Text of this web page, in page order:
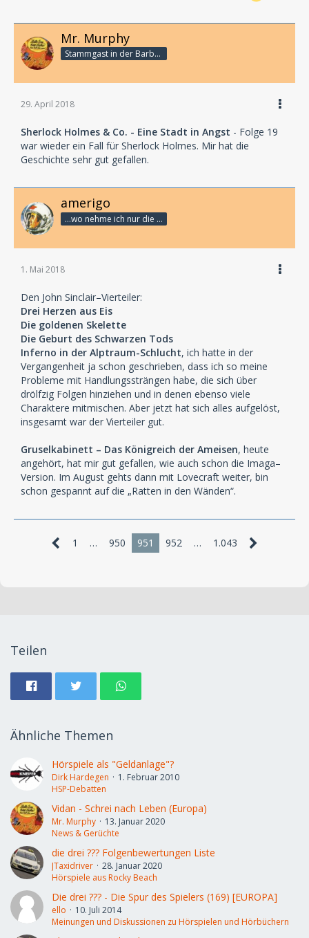
Mr. Murphy
Stammgast in der Barbarabar
29. April 2018
Sherlock Holmes & Co. - Eine Stadt in Angst - Folge 19
war wieder ein Fall für Sherlock Holmes. Mir hat die
Geschichte sehr gut gefallen.
amerigo
...wo nehme ich nur die Zeit her, so vieles nicht zu hören?
1. Mai 2018
Den John Sinclair–Vierteiler:
Drei Herzen aus Eis
Die goldenen Skelette
Die Geburt des Schwarzen Tods
Inferno in der Alptraum-Schlucht, ich hatte in der
Vergangenheit ja schon geschrieben, dass ich so meine
Probleme mit Handlungssträngen habe, die sich über
drölfzig Folgen hinziehen und in denen ebenso viele
Charaktere mitmischen. Aber jetzt hat sich alles aufgelöst,
insgesamt war der Vierteiler gut.
Gruselkabinett – Das Königreich der Ameisen, heute
angehört, hat mir gut gefallen, wie auch schon die Imaga–
Version. Im August gehts dann mit Lovecraft weiter, bin
schon gespannt auf die „Ratten in den Wänden“.
1 … 950 951 952 … 1.043
Teilen
Ähnliche Themen
Hörspiele als "Geldanlage"?
Dirk Hardegen
1. Februar 2010
HSP-Debatten
Vidan - Schrei nach Leben (Europa)
Mr. Murphy
13. Januar 2020
News & Gerüchte
die drei ??? Folgenbewertungen Liste
JTaxidriver
28. Januar 2020
Hörspiele aus Rocky Beach
Die drei ??? - Die Spur des Spielers (169) [EUROPA]
ello
10. Juli 2014
Meinungen und Diskussionen zu Hörspielen und Hörbüchern